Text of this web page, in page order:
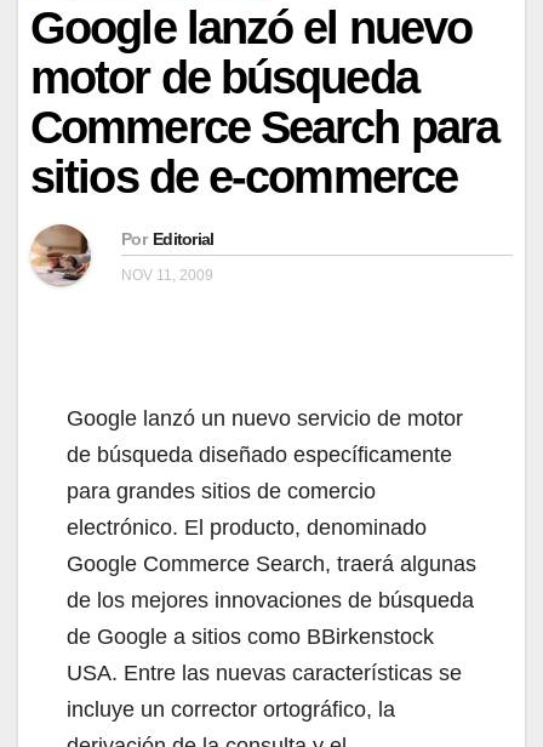
Google lanzó el nuevo
motor de búsqueda
Commerce Search para
sitios de e-commerce
Por Editorial
NOV 11, 2009
Google lanzó un nuevo servicio de motor
de búsqueda diseñado específicamente
para grandes sitios de comercio
electrónico. El producto, denominado
Google Commerce Search, traerá algunas
de los mejores innovaciones de búsqueda
de Google a sitios como BBirkenstock
USA. Entre las nuevas características se
incluye un corrector ortográfico, la